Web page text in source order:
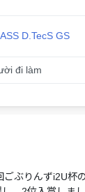
D.TecS GS
đi làm
ごぶりんずi2U杯